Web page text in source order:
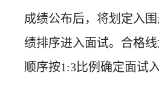
成绩公布后，将划定入
绩排序进入面试。合格
顺序按1:3比例确定面试